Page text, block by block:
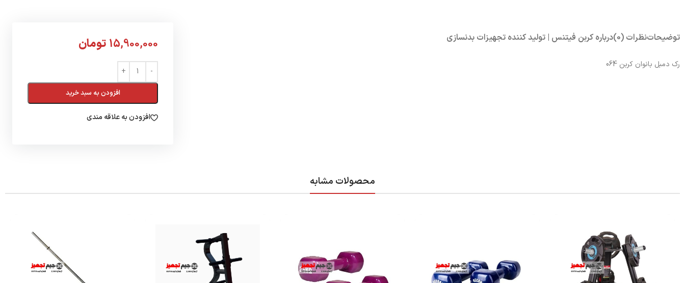
توضیحاتنظرات (0) درباره کربن فیتنس | تولید کننده تجهیزات بدنسازی
رک دمبل بانوان کربن 064
15,900,000 تومان
افزودن به سبد خرید
افزودن به علاقه مندی
محصولات مشابه